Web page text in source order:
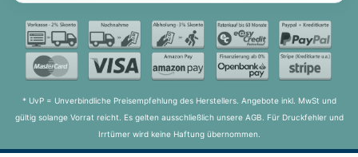
* UvP = Unverbindliche Preisempfehlung des Herstellers. Angebote inkl. MwSt und
gültig solange Vorrat reicht. Es gelten ausschließlich unsere AGB. Für Druckfehler und
Irrtümer wird keine Haftung übernommen.